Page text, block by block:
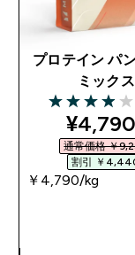
プロテイン パ
ミックス
3.95 out of 5
¥4,790‎
通常価格 ￥
割引 ￥
￥4,790‎/kg